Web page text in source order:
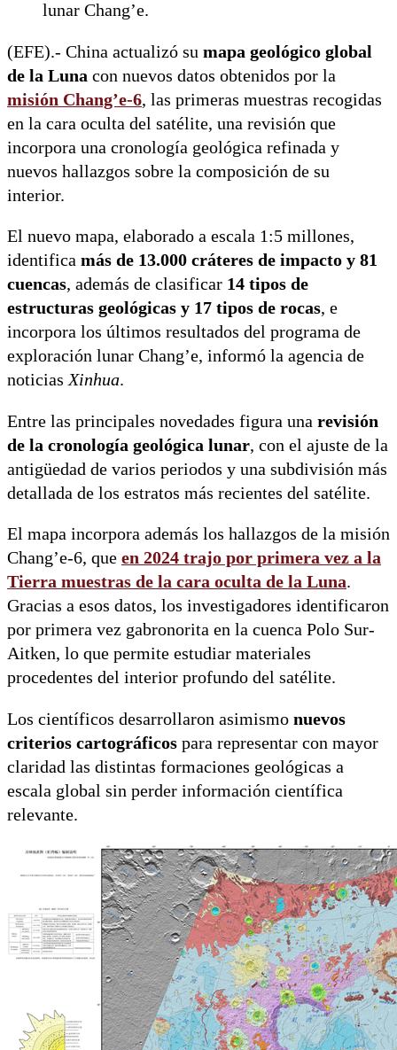
lunar Chang’e.
(EFE).- China actualizó su mapa geológico global
de la Luna con nuevos datos obtenidos por la
misión Chang’e-6, las primeras muestras recogidas
en la cara oculta del satélite, una revisión que
incorpora una cronología geológica refinada y
nuevos hallazgos sobre la composición de su
interior.
El nuevo mapa, elaborado a escala 1:5 millones,
identifica más de 13.000 cráteres de impacto y 81
cuencas, además de clasificar 14 tipos de
estructuras geológicas y 17 tipos de rocas, e
incorpora los últimos resultados del programa de
exploración lunar Chang’e, informó la agencia de
noticias Xinhua.
Entre las principales novedades figura una revisión
de la cronología geológica lunar, con el ajuste de la
antigüedad de varios periodos y una subdivisión más
detallada de los estratos más recientes del satélite.
El mapa incorpora además los hallazgos de la misión
Chang’e-6, que en 2024 trajo por primera vez a la
Tierra muestras de la cara oculta de la Luna.
Gracias a esos datos, los investigadores identificaron
por primera vez gabronorita en la cuenca Polo Sur-
Aitken, lo que permite estudiar materiales
procedentes del interior profundo del satélite.
Los científicos desarrollaron asimismo nuevos
criterios cartográficos para representar con mayor
claridad las distintas formaciones geológicas a
escala global sin perder información científica
relevante.